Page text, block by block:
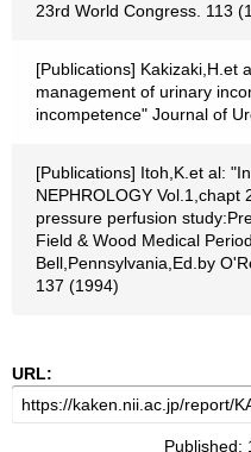
23rd World Congress. 113
[Publications] Kakizaki,H.et
management of urinary
incompetence" Journal of
[Publications] Itoh,K.et al:
NEPHROLOGY Vol.1,chapt
pressure perfusion
Field & Wood Medical
Bell,Pennsylvania,Ed.by
137 (1994)
URL: